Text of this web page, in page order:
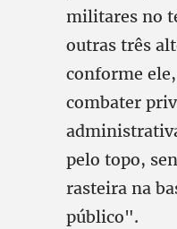
militares no
outras três
conforme
combater
pelo topo,
rasteira na
público".